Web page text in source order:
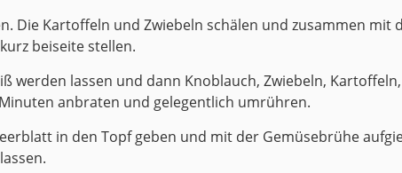
Die Kartoffeln und Zwiebeln schälen und zusammen mit
beiseite stellen.
werden lassen und dann Knoblauch, Zwiebeln,
anbraten und gelegentlich umrühren.
in den Topf geben und mit der Gemüsebrühe